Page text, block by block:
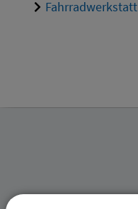
Fahrradwerkstatt